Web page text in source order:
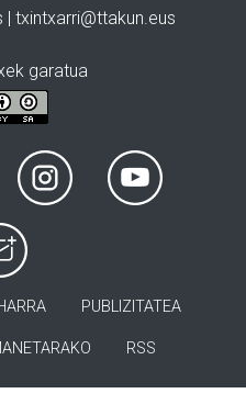
txintxarri@ttakun.eus
garatua
PUBLIZITATEA
RSS